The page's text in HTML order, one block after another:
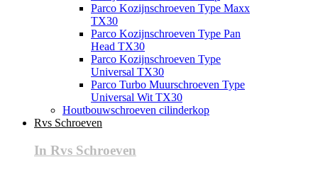
Parco Kozijnschroeven Type Maxx
TX30
Parco Kozijnschroeven Type Pan
Head TX30
Parco Kozijnschroeven Type
Universal TX30
Parco Turbo Muurschroeven Type
Universal Wit TX30
Houtbouwschroeven cilinderkop
Rvs Schroeven
In Rvs Schroeven